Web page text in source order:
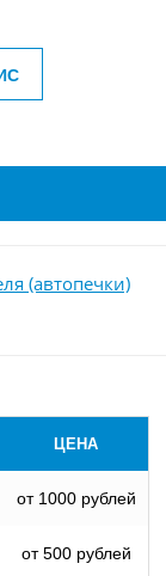
(автопечки)
ЦЕНА
от 1000 рублей
от 500 рублей